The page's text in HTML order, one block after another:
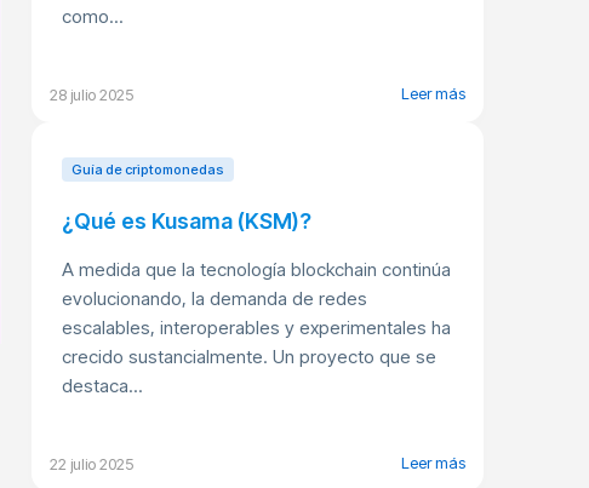
como...
28 julio 2025 Leer más
Guía de criptomonedas
¿Qué es Kusama (KSM)?
A medida que la tecnología blockchain continúa
evolucionando, la demanda de redes
escalables, interoperables y experimentales ha
crecido sustancialmente. Un proyecto que se
destaca...
22 julio 2025 Leer más